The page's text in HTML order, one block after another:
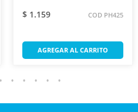
$ 1.159 COD PH425
AGREGAR AL CARRITO